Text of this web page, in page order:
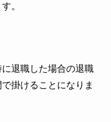
。
退職した場合の退職
掛けることになりま